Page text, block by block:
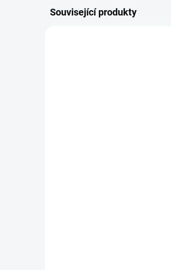
Související produkty